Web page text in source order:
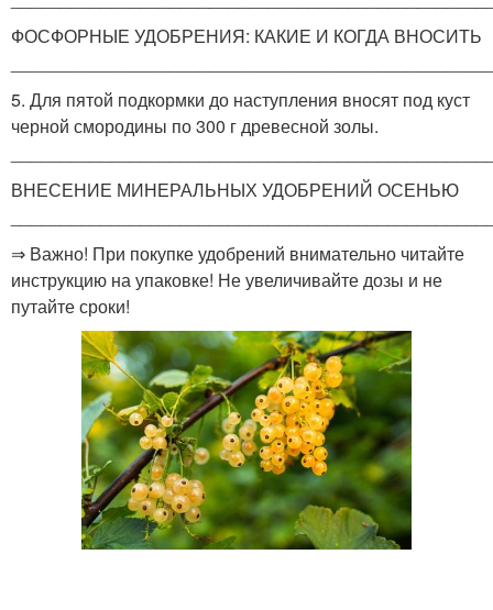
ФОСФОРНЫЕ УДОБРЕНИЯ: КАКИЕ И КОГДА ВНОСИТЬ
5. Для пятой подкормки до наступления вносят под куст
черной смородины по 300 г древесной золы.
ВНЕСЕНИЕ МИНЕРАЛЬНЫХ УДОБРЕНИЙ ОСЕНЬЮ
⇒ Важно! При покупке удобрений внимательно читайте
инструкцию на упаковке! Не увеличивайте дозы и не
путайте сроки!